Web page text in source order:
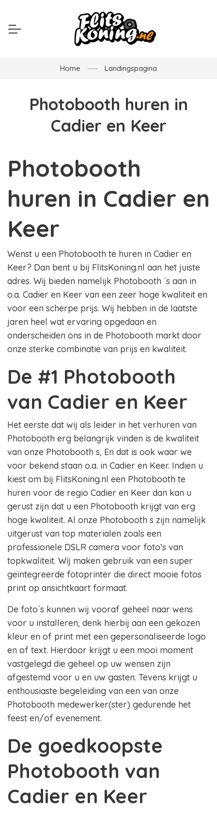
Home Landingspagina
Photobooth huren in
Cadier en Keer
Photobooth
huren in Cadier en
Keer
Wenst u een Photobooth te huren in Cadier en
Keer? Dan bent u bij FlitsKoning.nl aan het juiste
adres. Wij bieden namelijk Photobooth ´s aan in
o.a. Cadier en Keer van een zeer hoge kwaliteit en
voor een scherpe prijs. Wij hebben in de laatste
jaren heel wat ervaring opgedaan en
onderscheiden ons in de Photobooth markt door
onze sterke combinatie van prijs en kwaliteit.
De #1 Photobooth
van Cadier en Keer
Het eerste dat wij als leider in het verhuren van
Photobooth erg belangrijk vinden is de kwaliteit
van onze Photobooth s, En dat is ook waar we
voor bekend staan o.a. in Cadier en Keer. Indien u
kiest om bij FlitsKoning.nl een Photobooth te
huren voor de regio Cadier en Keer dan kan u
gerust zijn dat u een Photobooth krijgt van erg
hoge kwaliteit. Al onze Photobooth s zijn namelijk
uitgerust van top materialen zoals een
professionele DSLR camera voor foto’s van
topkwaliteit. Wij maken gebruik van een super
geïntegreerde fotoprinter die direct mooie fotos
print op ansichtkaart formaat.
De foto´s kunnen wij vooraf geheel naar wens
voor u installeren, denk hierbij aan een gekozen
kleur en of print met een gepersonaliseerde logo
en of text. Hierdoor krijgt u een mooi moment
vastgelegd die geheel op uw wensen zijn
afgestemd voor u en uw gasten. Tevens krijgt u
enthousiaste begeleiding van een van onze
Photobooth medewerker(ster) gedurende het
feest en/of evenement.
De goedkoopste
Photobooth van
Cadier en Keer